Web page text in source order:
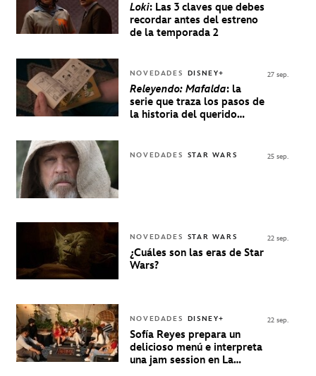
Loki: Las 3 claves que debes
recordar antes del estreno
de la temporada 2
NOVEDADES DISNEY+
Releyendo: Mafalda: la
serie que traza los pasos de
la historia del querido
27 sep.
NOVEDADES STAR WARS 25 sep.
NOVEDADES STAR WARS
¿Cuáles son las eras de Star
Wars?
22 sep.
NOVEDADES DISNEY+
Sofía Reyes prepara un
delicioso menú e interpreta
una jam session en La
22 sep.